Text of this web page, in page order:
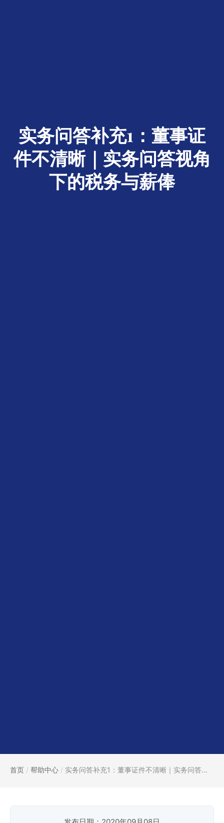
实务问答补充1：董事证
件不清晰｜实务问答视角
下的税务与薪俸
首页 / 帮助中心 / 实务问答补充1：董事证件不清晰｜实务问答...